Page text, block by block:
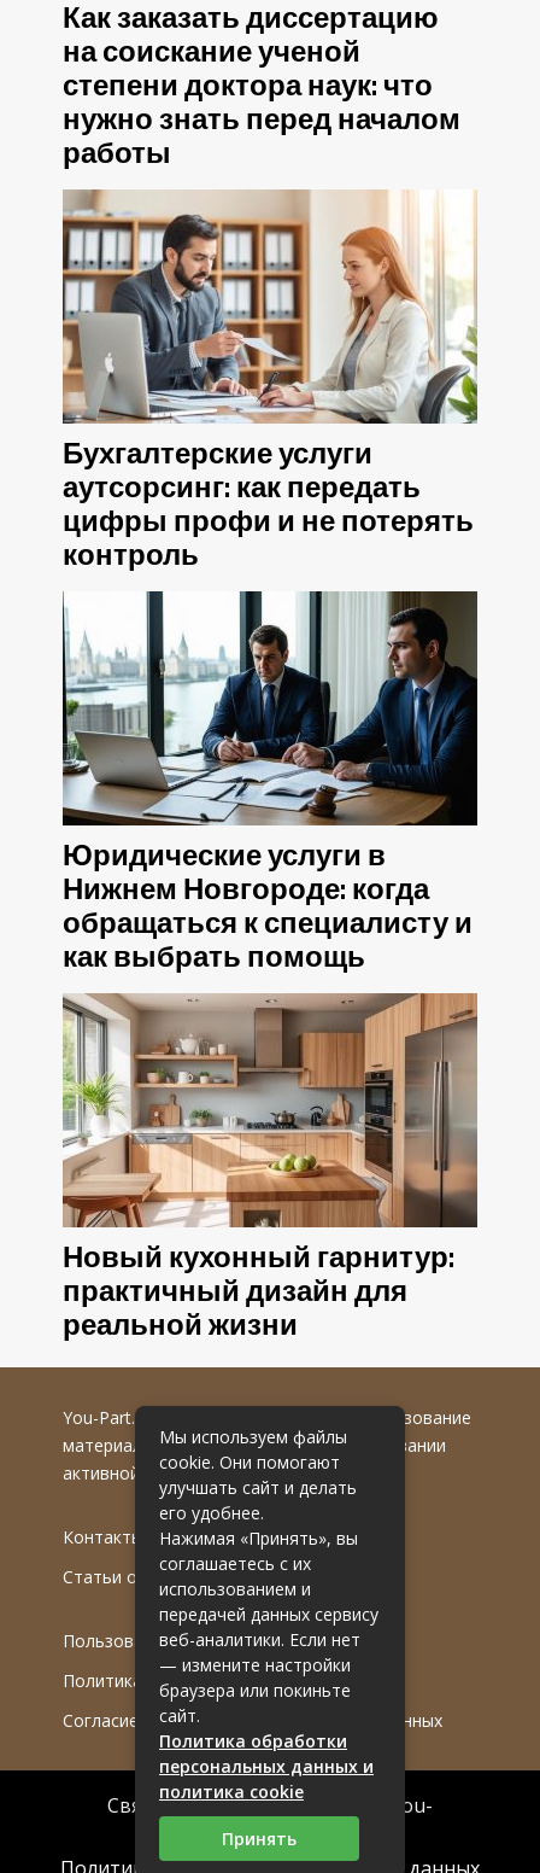
Как заказать диссертацию
на соискание ученой
степени доктора наук: что
нужно знать перед началом
работы
Бухгалтерские услуги
аутсорсинг: как передать
цифры профи и не потерять
контроль
Юридические услуги в
Нижнем Новгороде: когда
обращаться к специалисту и
как выбрать помощь
Новый кухонный гарнитур:
практичный дизайн для
реальной жизни
You-Part.ru
© 2016-2022 гг. Любое использование
материалов допускается только при указании
активной гиперссылки на первоисточник.
Контакты
Статьи от эксперта
Пользовательское соглашение
Политика обработки ПДн
Согласие на обработку персональных данных
Связаться с редакцией сайта: you-
part.ru@mailwebsite.ru
Мы используем файлы
cookie. Они помогают
улучшать сайт и делать
его удобнее.
Нажимая «Принять», вы
соглашаетесь с их
использованием и
передачей данных сервису
веб-аналитики. Если нет
— измените настройки
браузера или покиньте
сайт.
Политика обработки
персональных данных и
политика cookie
Принять